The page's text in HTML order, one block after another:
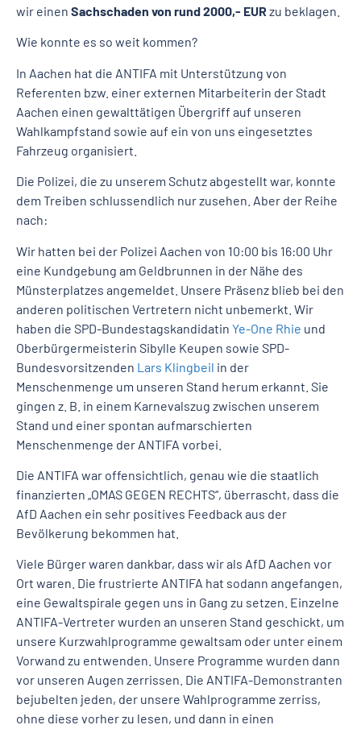
wir einen Sachschaden von rund 2000,- EURzu beklagen.
Wie konnte es so weit kommen?
In Aachen hat die ANTIFA mit Unterstützung von
Referenten bzw. einer externen Mitarbeiterin der Stadt
Aachen einen gewalttätigen Übergriff auf unseren
Wahlkampfstand sowie auf ein von uns eingesetztes
Fahrzeug organisiert.
Die Polizei, die zu unserem Schutz abgestellt war, konnte
dem Treiben schlussendlich nur zusehen. Aber der Reihe
nach:
Wir hatten bei der Polizei Aachen von 10:00 bis 16:00 Uhr
eine Kundgebung am Geldbrunnen in der Nähe des
Münsterplatzes angemeldet. Unsere Präsenz blieb bei den
anderen politischen Vertretern nicht unbemerkt. Wir
haben die SPD-Bundestagskandidatin Ye-One Rhie und
Oberbürgermeisterin Sibylle Keupen sowie SPD-
Bundesvorsitzenden Lars Klingbeil in der
Menschenmenge um unseren Stand herum erkannt. Sie
gingen z. B. in einem Karnevalszug zwischen unserem
Stand und einer spontan aufmarschierten
Menschenmenge der ANTIFA vorbei.
Die ANTIFA war offensichtlich, genau wie die staatlich
finanzierten „OMAS GEGEN RECHTS“, überrascht, dass die
AfD Aachen ein sehr positives Feedback aus der
Bevölkerung bekommen hat.
Viele Bürger waren dankbar, dass wir als AfD Aachen vor
Ort waren. Die frustrierte ANTIFA hat sodann angefangen,
eine Gewaltspirale gegen uns in Gang zu setzen. Einzelne
ANTIFA-Vertreter wurden an unseren Stand geschickt, um
unsere Kurzwahlprogramme gewaltsam oder unter einem
Vorwand zu entwenden. Unsere Programme wurden dann
vor unseren Augen zerrissen. Die ANTIFA-Demonstranten
bejubelten jeden, der unsere Wahlprogramme zerriss,
ohne diese vorher zu lesen, und dann in einen